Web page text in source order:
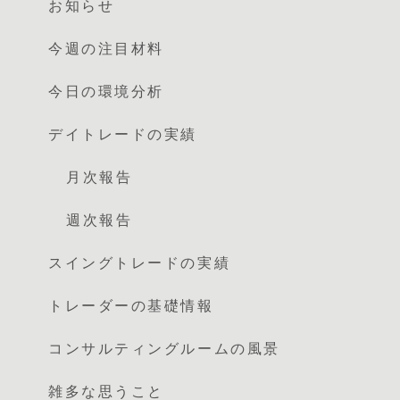
お知らせ
今週の注目材料
今日の環境分析
デイトレードの実績
月次報告
週次報告
スイングトレードの実績
トレーダーの基礎情報
コンサルティングルームの風景
雑多な思うこと